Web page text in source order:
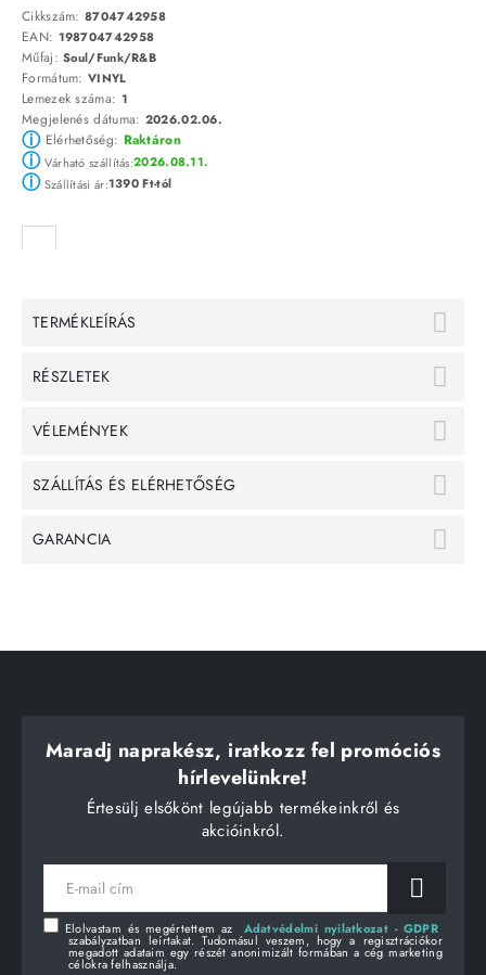
Cikkszám: 8704742958
EAN: 198704742958
Műfaj:Soul/Funk/R&B
Formátum: VINYL
Lemezek száma: 1
Megjelenés dátuma: 2026.02.06.
ⓘElérhetőség: Raktáron
ⓘVárható szállítás:2026.08.11.
ⓘSzállítási ár:1390 Ft-tól
TERMÉKLEÍRÁS
RÉSZLETEK
VÉLEMÉNYEK
SZÁLLÍTÁS ÉS ELÉRHETŐSÉG
GARANCIA
Maradj naprakész, iratkozz fel promóciós
hírlevelünkre!
Értesülj elsőkönt legújabb termékeinkről és
akcióinkról.
E-
mail
Elolvastam és megértettem az Adatvédelmi nyilatkozat - GDPR
szabályzatban leírtakat. Tudomásul veszem, hogy a regisztrációkor
megadott adataim egy részét anonimizált formában a cég marketing
célokra felhasználja.